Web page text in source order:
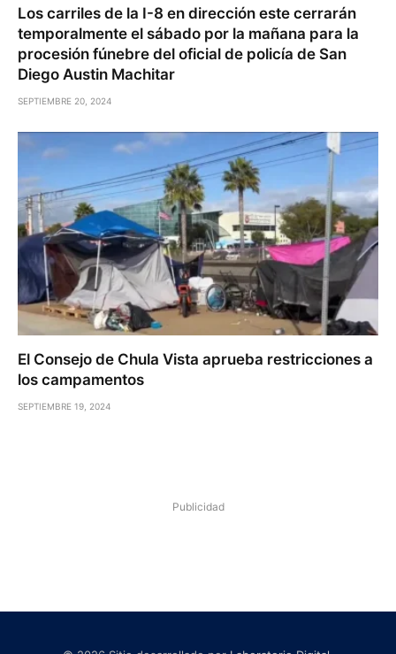
Los carriles de la I-8 en dirección este cerrarán
temporalmente el sábado por la mañana para la
procesión fúnebre del oficial de policía de San
Diego Austin Machitar
SEPTIEMBRE 20, 2024
El Consejo de Chula Vista aprueba restricciones a
los campamentos
SEPTIEMBRE 19, 2024
Publicidad